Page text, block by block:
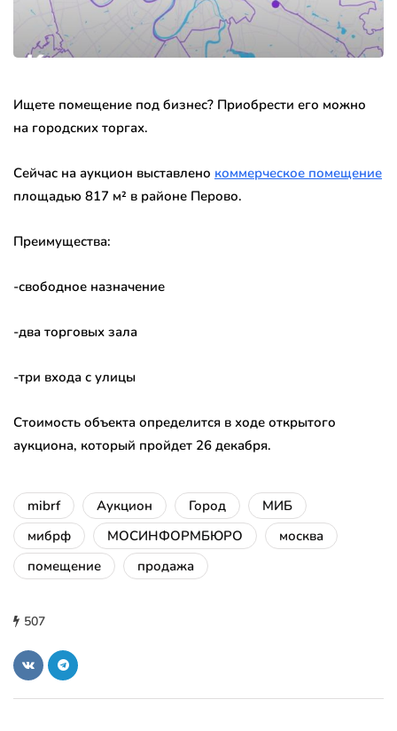
Ищете помещение под бизнес? Приобрести его можно
на городских торгах.
Сейчас на аукцион выставлено коммерческое помещение
площадью 817 м² в районе Перово.
Преимущества:
-свободное назначение
-два торговых зала
-три входа с улицы
Стоимость объекта определится в ходе открытого
аукциона, который пройдет 26 декабря.
mibrf Аукцион Город
МИБ
мибрф
МОСИНФОРМБЮРО
москва
помещение
продажа
507